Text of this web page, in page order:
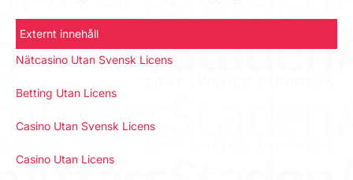
Externt innehåll
Nätcasino Utan Svensk Licens
Betting Utan Licens
Casino Utan Svensk Licens
Casino Utan Licens